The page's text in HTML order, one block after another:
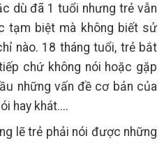
dù đã 1 tuổi nhưng trẻ vẫn
tạm biệt mà không biết sử
nào. 18 tháng tuổi, trẻ bắt
chứ không nói hoặc gặp
những vấn đề cơ bản của
hay khát....
lẽ trẻ phải nói được những